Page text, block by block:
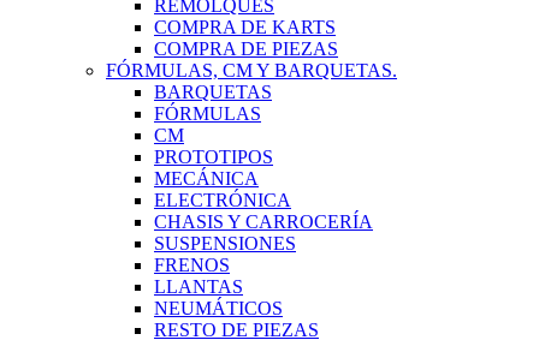
REMOLQUES
COMPRA DE KARTS
COMPRA DE PIEZAS
FÓRMULAS, CM Y BARQUETAS.
BARQUETAS
FÓRMULAS
CM
PROTOTIPOS
MECÁNICA
ELECTRÓNICA
CHASIS Y CARROCERÍA
SUSPENSIONES
FRENOS
LLANTAS
NEUMÁTICOS
RESTO DE PIEZAS